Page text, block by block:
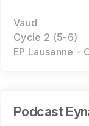
Vaud
Cycle 2 (5-6)
EP Lausanne -
Podcast